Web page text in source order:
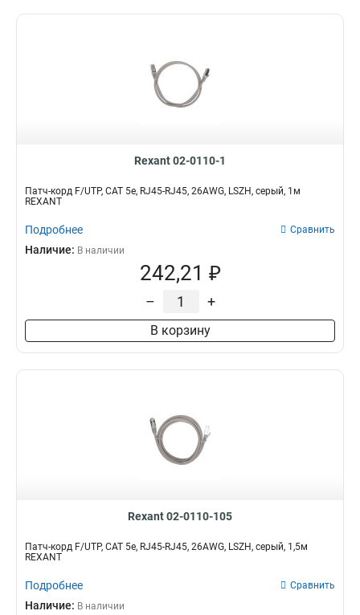
Rexant 02-0110-1
Патч-корд F/UTP, CAT 5e, RJ45-RJ45, 26AWG, LSZH, серый, 1м
REXANT
Подробнее Сравнить
Наличие: В наличии
242,21 ₽
– +
В корзину
Rexant 02-0110-105
Патч-корд F/UTP, CAT 5e, RJ45-RJ45, 26AWG, LSZH, серый, 1,5м
REXANT
Подробнее Сравнить
Наличие: В наличии